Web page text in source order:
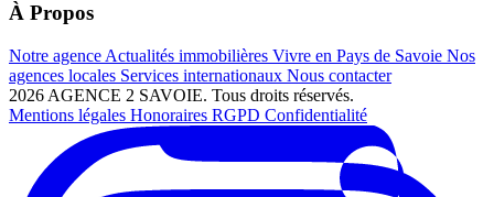
À Propos
Notre agence Actualités immobilières Vivre en Pays de Savoie Nos
agences locales Services internationaux Nous contacter
2026 AGENCE 2 SAVOIE. Tous droits réservés.
Mentions légales Honoraires RGPD Confidentialité